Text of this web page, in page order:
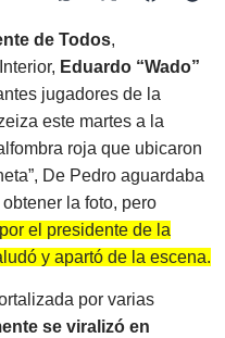
de Todos,
Eduardo “Wado”
jugadores de la
este martes a la
roja que ubicaron
De Pedro aguardaba
obtener la foto, pero
el presidente de la
y apartó de la escena.
por varias
se viralizó en